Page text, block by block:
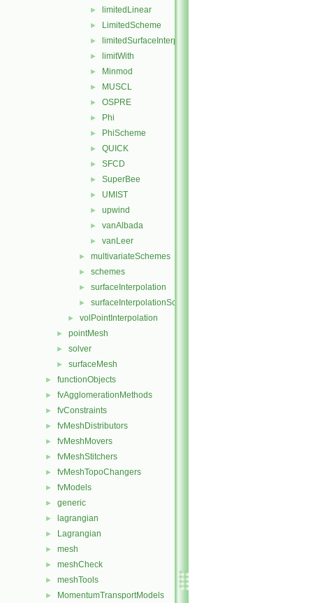
► limitedLinear
► LimitedScheme
► limitedSurfaceInterpolationScheme
► limitWith
► Minmod
► MUSCL
► OSPRE
► Phi
► PhiScheme
► QUICK
► SFCD
► SuperBee
► UMIST
► upwind
► vanAlbada
► vanLeer
► multivariateSchemes
► schemes
► surfaceInterpolation
► surfaceInterpolationScheme
► volPointInterpolation
► pointMesh
► solver
► surfaceMesh
► functionObjects
► fvAgglomerationMethods
► fvConstraints
► fvMeshDistributors
► fvMeshMovers
► fvMeshStitchers
► fvMeshTopoChangers
► fvModels
► generic
► lagrangian
► Lagrangian
► mesh
► meshCheck
► meshTools
► MomentumTransportModels